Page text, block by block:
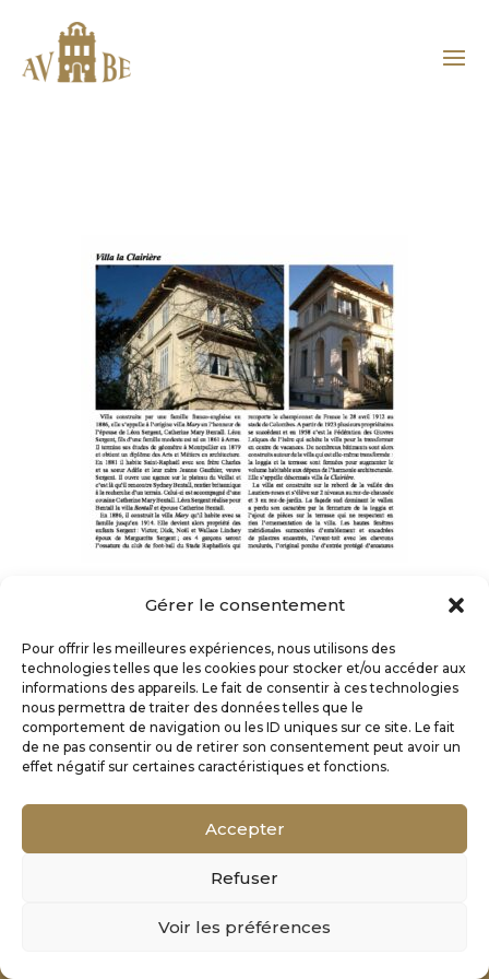
Gérer le consentement
Pour offrir les meilleures expériences, nous utilisons des
technologies telles que les cookies pour stocker et/ou accéder aux
informations des appareils. Le fait de consentir à ces technologies
nous permettra de traiter des données telles que le
comportement de navigation ou les ID uniques sur ce site. Le fait
de ne pas consentir ou de retirer son consentement peut avoir un
effet négatif sur certaines caractéristiques et fonctions.
Accepter
Refuser
Voir les préférences
Mentions Légales